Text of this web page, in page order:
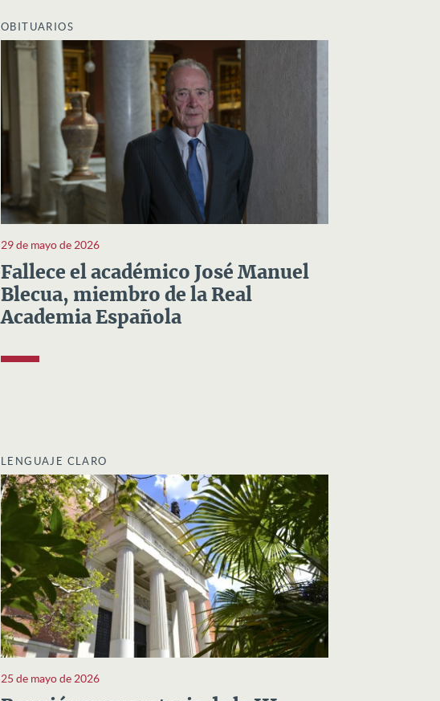
OBITUARIOS
29 de mayo de 2026
Fallece el académico José Manuel
Blecua, miembro de la Real
Academia Española
LENGUAJE CLARO
25 de mayo de 2026